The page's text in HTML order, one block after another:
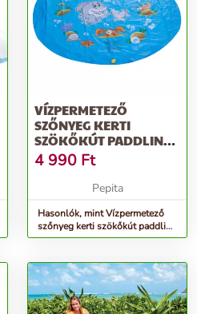
VÍZPERMETEZŐ
SZŐNYEG KERTI
SZÖKŐKÚT PADDLING
MEDENCE 170CM
4 990 Ft
Pepita
Hasonlók, mint Vízpermetező
szőnyeg kerti szökőkút paddling
medence 170cm